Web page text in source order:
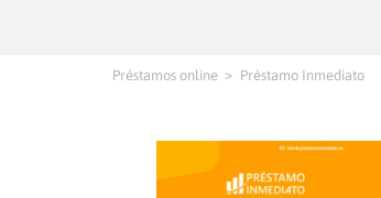
Préstamos online Préstamo Inmediato